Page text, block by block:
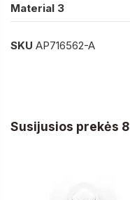
Material 3
SKU AP716562-A
Susijusios prekės 8